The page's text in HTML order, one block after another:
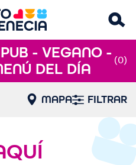
- VEGANO -
DEL DÍA
(0)
MAPA FILTRAR